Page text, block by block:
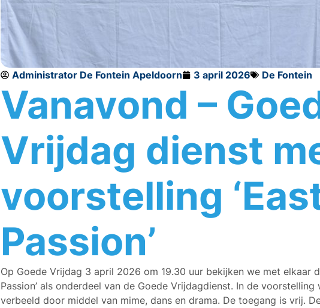
Administrator De Fontein Apeldoorn 3 april 2026 De Fontein
Vanavond –
Vrijdag dienst
voorstelling
Passion’
Op Goede Vrijdag 3 april 2026 om 19.30 uur bekijken we met elkaar
Passion’ als onderdeel van de Goede Vrijdagdienst. In de
verbeeld door middel van mime, dans en drama. De toegang is vrij.